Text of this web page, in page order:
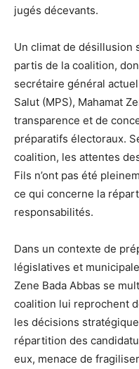
jugés décevants.
Un climat de désillusion
partis de la coalition,
secrétaire général
Salut (MPS), Mahamat
transparence et de
préparatifs électoraux.
coalition, les attentes
Fils n’ont pas été
ce qui concerne la
responsabilités.
Dans un contexte de
législatives et
Zene Bada Abbas se
coalition lui reprochent
les décisions
répartition des
eux, menace de